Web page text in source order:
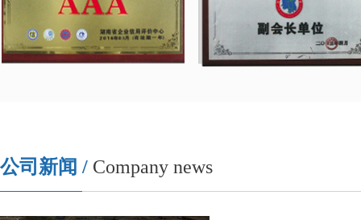
公司新闻 / Company news